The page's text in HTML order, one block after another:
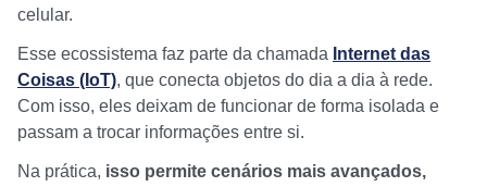
celular.
Esse ecossistema faz parte da chamada Internet das
Coisas (IoT), que conecta objetos do dia a dia à rede.
Com isso, eles deixam de funcionar de forma isolada e
passam a trocar informações entre si.
Na prática, isso permite cenários mais avançados,